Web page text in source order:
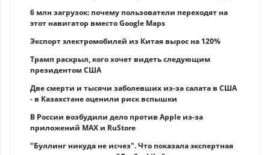
6 млн загрузок: почему пользователи переходят на
этот навигатор вместо Google Maps
Экспорт электромобилей из Китая вырос на 120%
Трамп раскрыл, кого хочет видеть следующим
президентом США
Две смерти и тысячи заболевших из-за салата в США
- в Казахстане оценили риск вспышки
В России возбудили дело против Apple из-за
приложений MAX и RuStore
"Буллинг никуда не исчез". Что показала экспертная